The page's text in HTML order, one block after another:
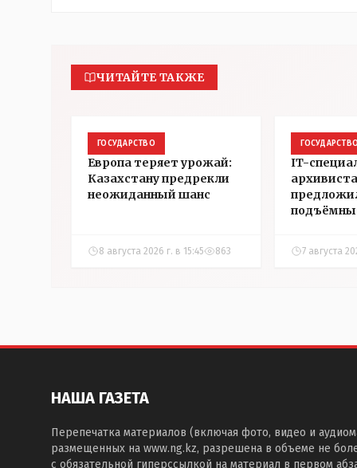
ЧИТАЙТЕ ТАКЖЕ
ГОСУДАРСТВО
Европа теряет урожай:
Казахстану предрекли
неожиданный шанс
8 августа 2026 г. в 15:45 863
IT-
7 августа
НАША ГАЗЕТА
Перепечатка материалов (включая фото, видео и
размещенных на www.ng.kz, разрешена в объеме не
с обязательной гиперссылкой на материал в первом